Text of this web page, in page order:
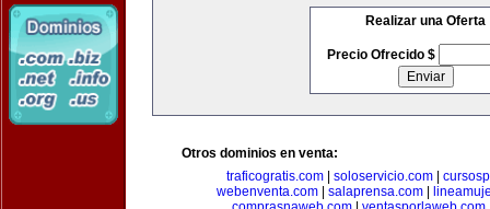
Realizar una Oferta
Precio Ofrecido $
Otros dominios en venta:
traficogratis.com| soloservicio.com|
webenventa.com
salaprensa.com